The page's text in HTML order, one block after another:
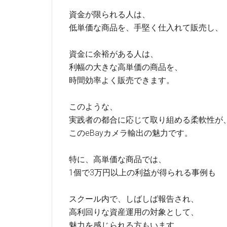
資金が限られる人は、
低単価な商品を、手堅く仕入れて販売し、
資金に余裕がある人は、
利幅の大きな高単価の商品を、
時間効率よく販売できます。
このような、
実践者の都合に応じて取り組める柔軟性が
このeBayカメラ輸出の魅力です。
特に、高単価な商品では、
1個で3万円以上の利益が得られる事例も
スクール内で、しばしば報告され、
高利回りな資産運用の対象として、